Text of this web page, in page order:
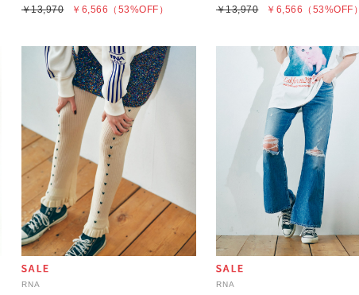
￥6,566
￥13,970 （53%OFF）
￥6,566
￥13,970 （53%OFF）
RNA RNA